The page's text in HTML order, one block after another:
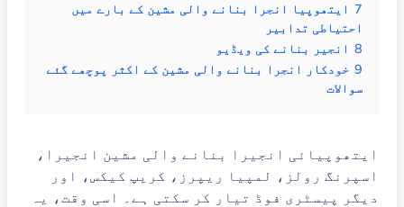
7 ایتھوپیا انجرا بنانے والی مشین کے بارے میں
احتیاطی تدابیر
8 انجیر بنانے کی ویڈیو
9 خودکار انجرا بنانے والی مشین کے اکثر پوچھے گئے
سوالات
ایتھوپیائی انجیرا بنانے والی مشین انجیرا،
اسپرنگ رولز، لمپیا ریپرز، کریپ کیکس، اور
دیگر پیسٹری فوڈ تیار کر سکتی ہے۔ اسی وقت، یہ